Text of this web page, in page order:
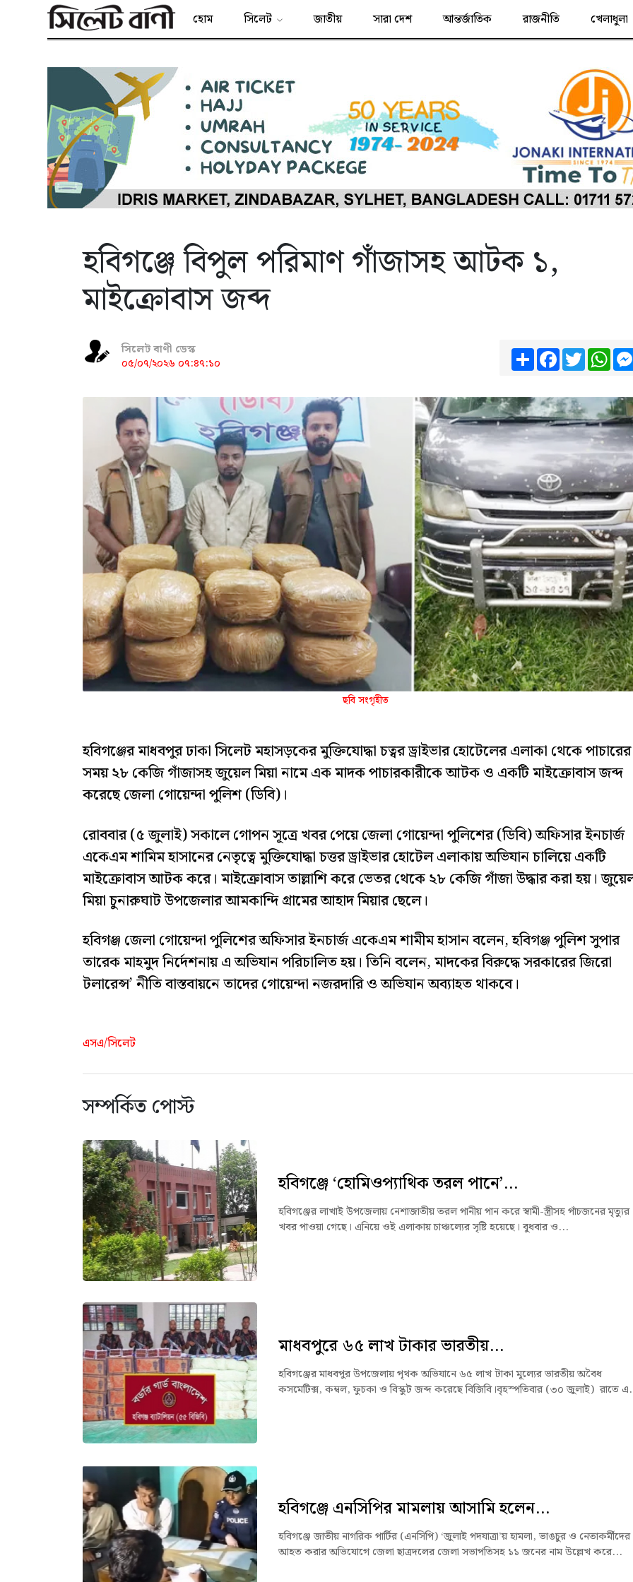
হোম সিলেট জাতীয় সারা দেশ আন্তর্জাতিক রাজনীতি খেলাধুলা
হবিগঞ্জে বিপুল পরিমাণ গাঁজাসহ আটক ১,
মাইক্রোবাস জব্দ
সিলেট বাণী ডেস্ক
০৫/০৭/২০২৬ ০৭:৪৭:১০
ShareFacebook
Twitter
ছবি সংগৃহীত
হবিগঞ্জের মাধবপুর ঢাকা সিলেট মহাসড়কের মুক্তিযোদ্ধা চত্বর ড্রাইভার হোটেলের এলাকা থেকে পাচারের
সময় ২৮ কেজি গাঁজাসহ জুয়েল মিয়া নামে এক মাদক পাচারকারীকে আটক ও একটি মাইক্রোবাস জব্দ
করেছে জেলা গোয়েন্দা পুলিশ (ডিবি)।
রোববার (৫ জুলাই) সকালে গোপন সূত্রে খবর পেয়ে জেলা গোয়েন্দা পুলিশের (ডিবি) অফিসার ইনচার্জ
একেএম শামিম হাসানের নেতৃত্বে মুক্তিযোদ্ধা চত্তর ড্রাইভার হোটেল এলাকায় অভিযান চালিয়ে একটি
মাইক্রোবাস আটক করে। মাইক্রোবাস তাল্লাশি করে ভেতর থেকে ২৮ কেজি গাঁজা উদ্ধার করা হয়।
মিয়া চুনারুঘাট উপজেলার আমকান্দি গ্রামের আহাদ মিয়ার ছেলে।
হবিগঞ্জ জেলা গোয়েন্দা পুলিশের অফিসার ইনচার্জ একেএম শামীম হাসান বলেন, হবিগঞ্জ পুলিশ সুপার
তারেক মাহমুদ নির্দেশনায় এ অভিযান পরিচালিত হয়। তিনি বলেন, মাদকের বিরুদ্ধে সরকারের জিরো
টলারেন্স’ নীতি বাস্তবায়নে তাদের গোয়েন্দা নজরদারি ও অভিযান অব্যাহত থাকবে।
এসএ/সিলেট
সম্পর্কিত পোস্ট
হবিগঞ্জে ‘হোমিওপ্যাথিক তরল পানে’...
হবিগঞ্জের লাখাই উপজেলায় নেশাজাতীয় তরল পানীয় পান করে স্বামী-স্ত্রীসহ পাঁচজনের মৃত্যুর
খবর পাওয়া গেছে। এনিয়ে ওই এলাকায় চাঞ্চল্যের সৃষ্টি হয়েছে। বুধবার ও...
মাধবপুরে ৬৫ লাখ টাকার ভারতীয়...
হবিগঞ্জের মাধবপুর উপজেলায় পৃথক অভিযানে ৬৫ লাখ টাকা মূল্যের ভারতীয় অবৈধ
কসমেটিক্স, কম্বল, ফুচকা ও বিস্কুট জব্দ করেছে বিজিবি।বৃহস্পতিবার (৩০ জুলাই) রাতে
হবিগঞ্জে এনসিপির মামলায় আসামি হলেন...
হবিগঞ্জে জাতীয় নাগরিক পার্টির (এনসিপি) ‘জুলাই পদযাত্রা’য় হামলা, ভাঙচুর ও নেতাকর্মীদের
আহত করার অভিযোগে জেলা ছাত্রদলের জেলা সভাপতিসহ ১১ জনের নাম উল্লেখ করে...